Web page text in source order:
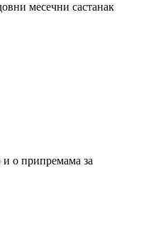
месечни састанак
и о припремама за